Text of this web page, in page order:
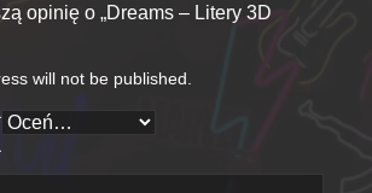
opinię o „Dreams – Litery 3D
will not be published.